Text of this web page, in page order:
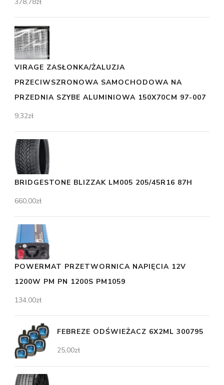
VIRAGE ZASŁONKA/ŻALUZJA
PRZECIWSZRONOWA SAMOCHODOWA NA
PRZEDNIA SZYBE ALUMINIOWA 150X70CM 97-007
9,32zł
BRIDGESTONE BLIZZAK LM005 205/45R16 87H
660,00zł
POWERMAT PRZETWORNICA NAPIĘCIA 12V
1200W PM PN 1200S PM1059
134,00zł
FEBREZE ODŚWIEŻACZ 6X2ML 300795
25,00zł